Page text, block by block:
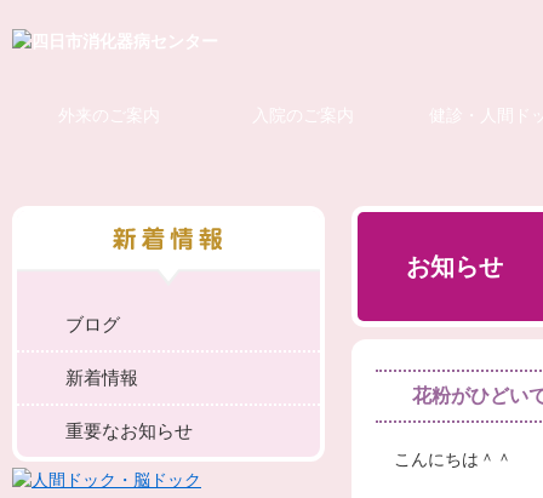
外来のご案内 入院のご案内 健診・人間ド
お知らせ
花粉がひどい
こんにちは＾＾
ブログ
新着情報
重要なお知らせ